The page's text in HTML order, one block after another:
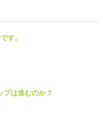
す。
プは進むのか？